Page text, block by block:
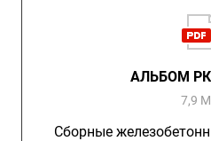
АЛЬБОМ РК
7,9
Сборные